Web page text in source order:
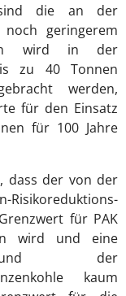
die an der
geringerem
wird in der
zu 40 Tonnen
werden,
für den Einsatz
für 100 Jahre
dass der von der
für PAK
wird und eine
der
kaum